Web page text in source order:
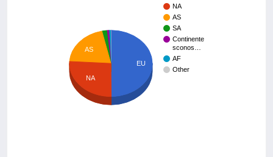
NA
AS
SA
Continente
sconos…
AF
Other
EU
AS
NA